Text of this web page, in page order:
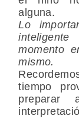
alguna.
Lo
momento
mismo.
tiempo
preparar